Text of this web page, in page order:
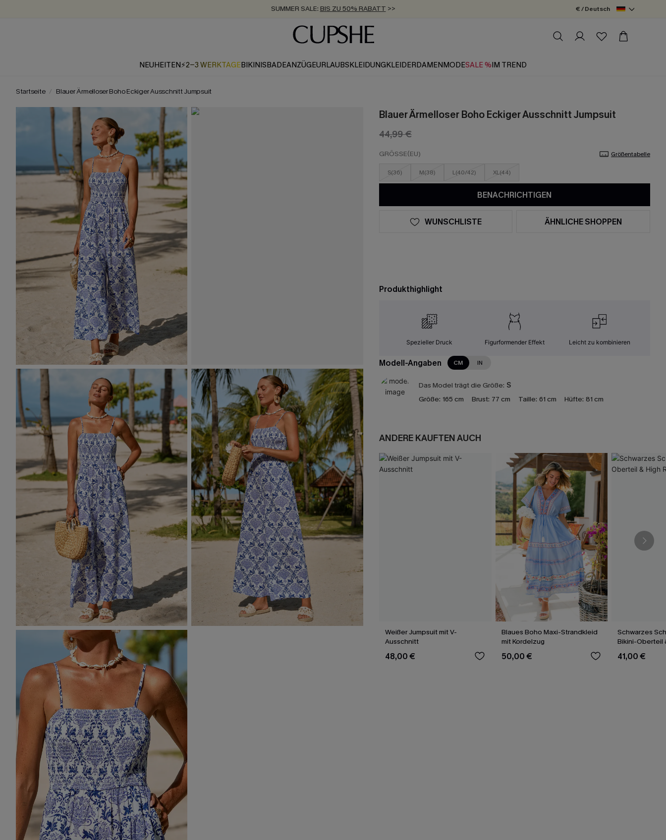
ZUM NEWSLETTER:BIS ZU -20% EXTRA ERHALTEN
KOSTENLOSER VERSAND AB 89 €
€ / Deutsch
NEUHEITEN⚡2-3 WERKTAGEBIKINISBADEANZÜGEURLAUBSKLEIDUNGKLEIDERDAMENMODESALE %IM TREND
Startseite Blauer Ärmelloser Boho Eckiger Ausschnitt Jumpsuit
Blauer Ärmelloser Boho Eckiger Ausschnitt Jumpsuit
44,99 €
GRÖSSE(EU) Größentabelle
S(36) M(38) L(40/42) XL(44)
BENACHRICHTIGEN
WUNSCHLISTE ÄHNLICHE SHOPPEN
Produkthighlight
Spezieller Druck Figurformender Effekt Leicht zu kombinieren
Modell-Angaben CM IN
Das Model trägt die Größe: S
Größe: 165 cm Brust: 77 cm Taille: 61 cm Hüfte: 81 cm
ANDERE KAUFTEN AUCH
Weißer Jumpsuit mit V-
Ausschnitt
48,00 €
Blaues Boho Maxi-Strandkleid
mit Kordelzug
50,00 €
Schwarzes
Bikini-Oberteil
Bikinihose
41,00 €